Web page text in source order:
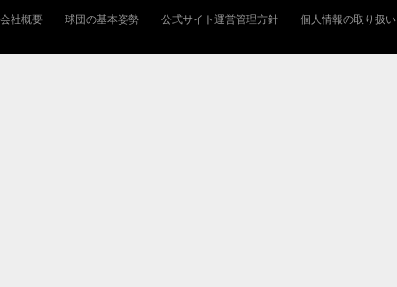
会社概要 球団の基本姿勢 公式サイト運営管理方針 個人情報の取り扱い